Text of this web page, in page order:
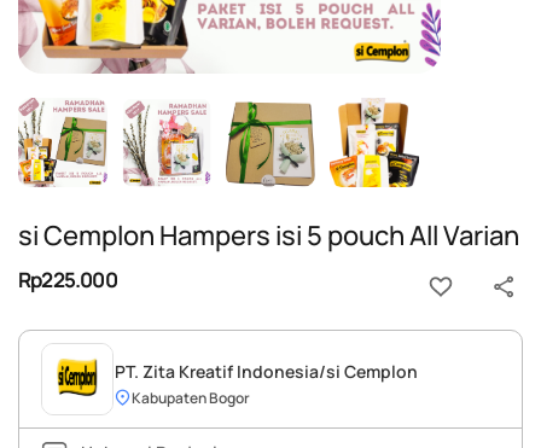
si Cemplon Hampers isi 5 pouch All Varian
Rp225.000
PT. Zita Kreatif Indonesia/si Cemplon
Kabupaten Bogor